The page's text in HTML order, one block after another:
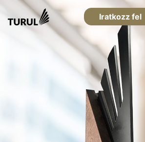
Iratkozz fel